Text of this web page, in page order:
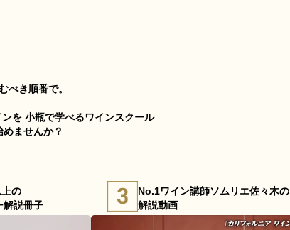
べき順番で。
ンを小瓶で学べるワインスクール
めませんか？
の
解説冊子
No.1ワイン講師ソムリエ佐々木の
解説動画